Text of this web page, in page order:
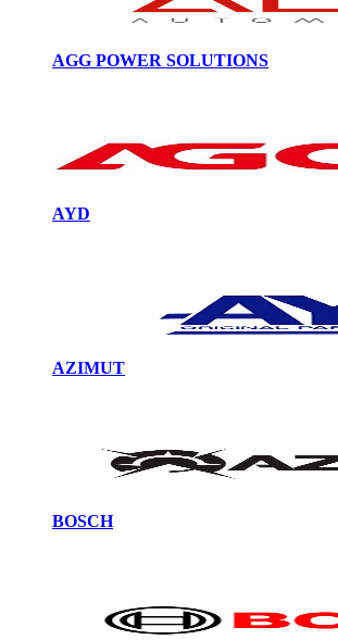
AGG POWER SOLUTIONS
AYD
AZIMUT
BOSCH